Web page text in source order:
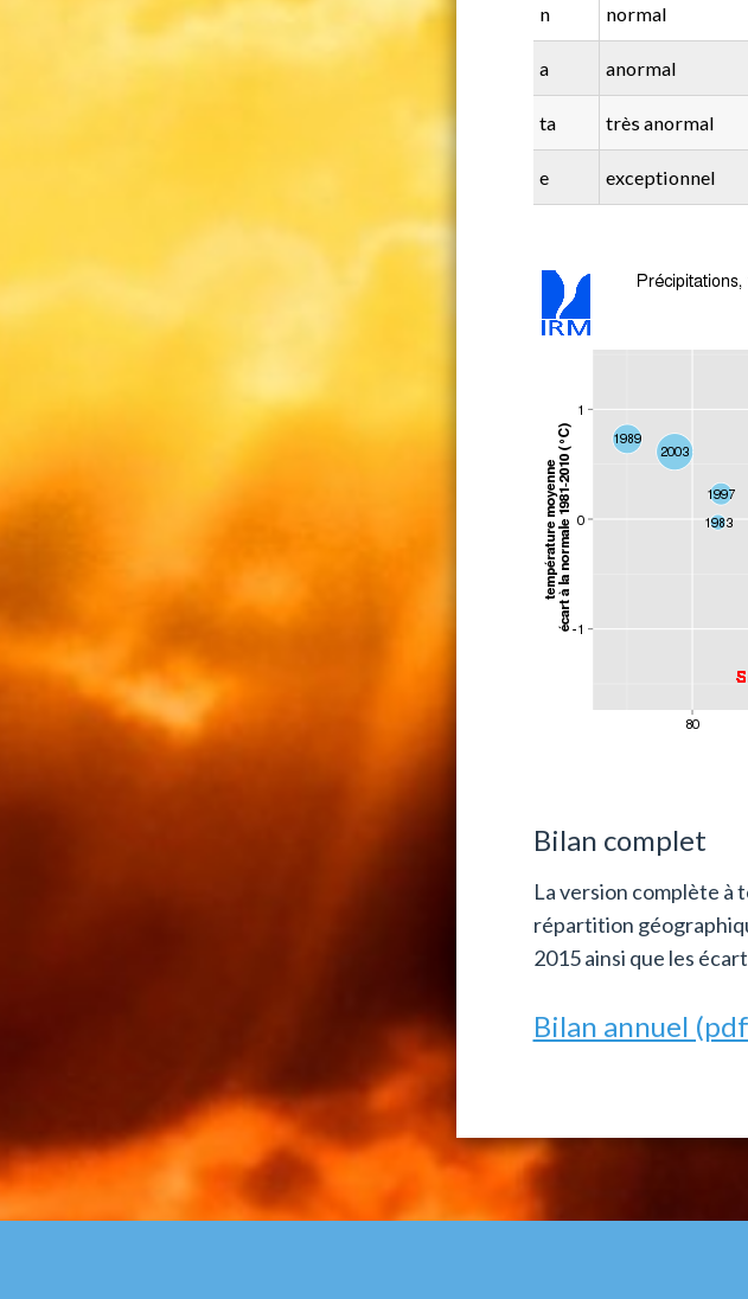
n
normal
a anormal
ta très anormal
e exceptionnel
Bilan complet
La version complète à
répartition
2015 ainsi que les
Bilan annuel